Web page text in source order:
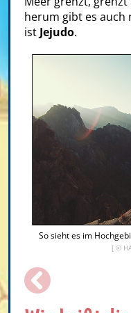
herum gibt es auch
istJejudo.
So sieht es im
[ ©